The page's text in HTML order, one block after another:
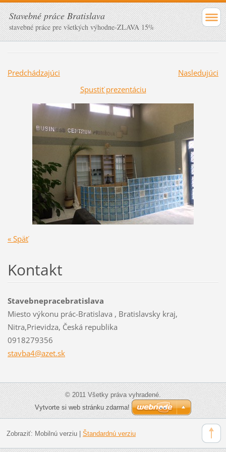
Stavebné práce Bratislava
stavebné práce pre všetkých výhodne-ZLAVA 15%
Predchádzajúci
Nasledujúci
Spustiť prezentáciu
« Späť
Kontakt
Stavebnepracebratislava
Miesto výkonu prác-Bratislava , Bratislavsky kraj,
Nitra,Prievidza, Česká republika
0918279356
stavba4@azet.sk
© 2011 Všetky práva vyhradené.
Vytvorte si web stránku zdarma!
Zobraziť: Mobilnú verziu| Štandardnú verziu